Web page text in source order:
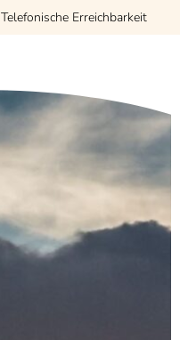
Telefonische Erreichbarkeit